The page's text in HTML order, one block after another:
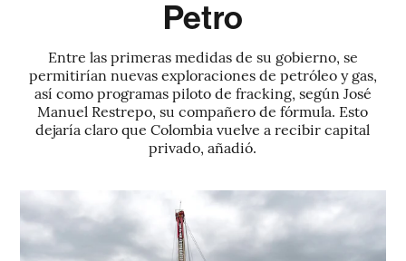
Petro
Entre las primeras medidas de su gobierno, se
permitirían nuevas exploraciones de petróleo y gas,
así como programas piloto de fracking, según José
Manuel Restrepo, su compañero de fórmula. Esto
dejaría claro que Colombia vuelve a recibir capital
privado, añadió.